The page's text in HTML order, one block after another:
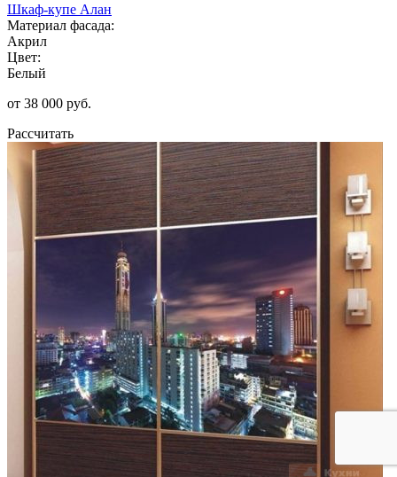
Шкаф-купе Алан
Материал фасада:
Акрил
Цвет:
Белый
от 38 000 руб.
Рассчитать